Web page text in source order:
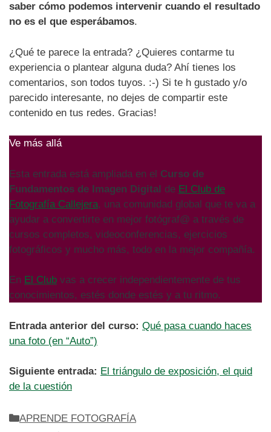
saber cómo podemos intervenir cuando el resultado
no es el que esperábamos.
¿Qué te parece la entrada? ¿Quieres contarme tu
experiencia o plantear alguna duda? Ahí tienes los
comentarios, son todos tuyos. :-) Si te h gustado y/o
parecido interesante, no dejes de compartir este
contenido en tus redes. Gracias!
Ve más allá
Esta entrada está ampliada en el Curso de
Fundamentos de Imagen Digital de El Club de
Fotografía Callejera, una comunidad global que te va a
ayudar a convertirte en mejor fotógraf@ a través de
cursos completos, videoconferencias, ejercicios
fotográficos y mucho más, todo en la mejor compañía.
En El Club vas a crecer independientemente de tus
conocimientos, estés donde estés y a tu ritmo.
Entrada anterior del curso: Qué pasa cuando haces
una foto (en “Auto”)
Siguiente entrada: El triángulo de exposición, el quid
de la cuestión
Categorías
APRENDE FOTOGRAFÍA